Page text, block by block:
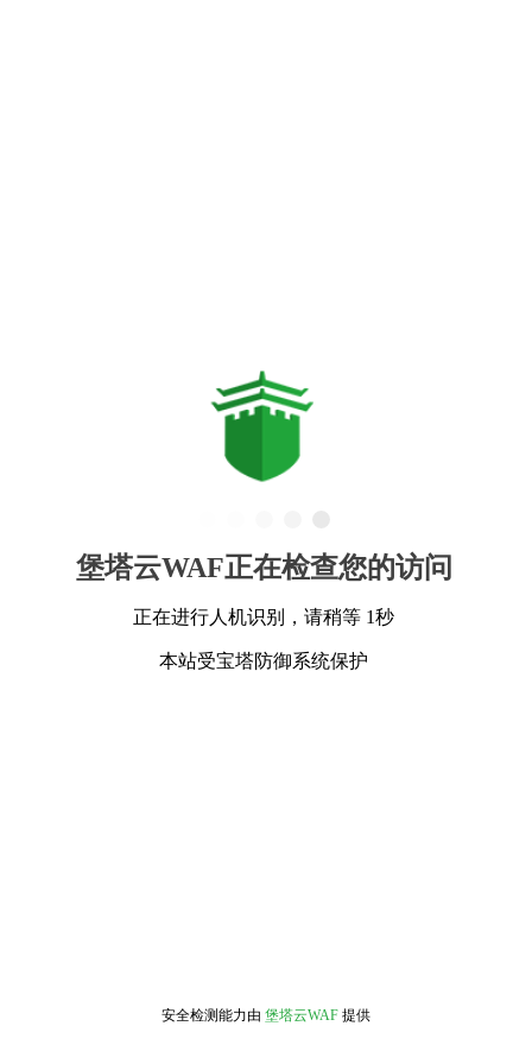
堡塔云WAF正在检查您的访问
正在进行人机识别，请稍等 1秒
本站受宝塔防御系统保护
安全检测能力由 堡塔云WAF 提供